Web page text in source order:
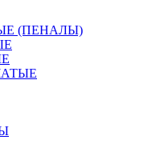
(ПЕНАЛЫ)